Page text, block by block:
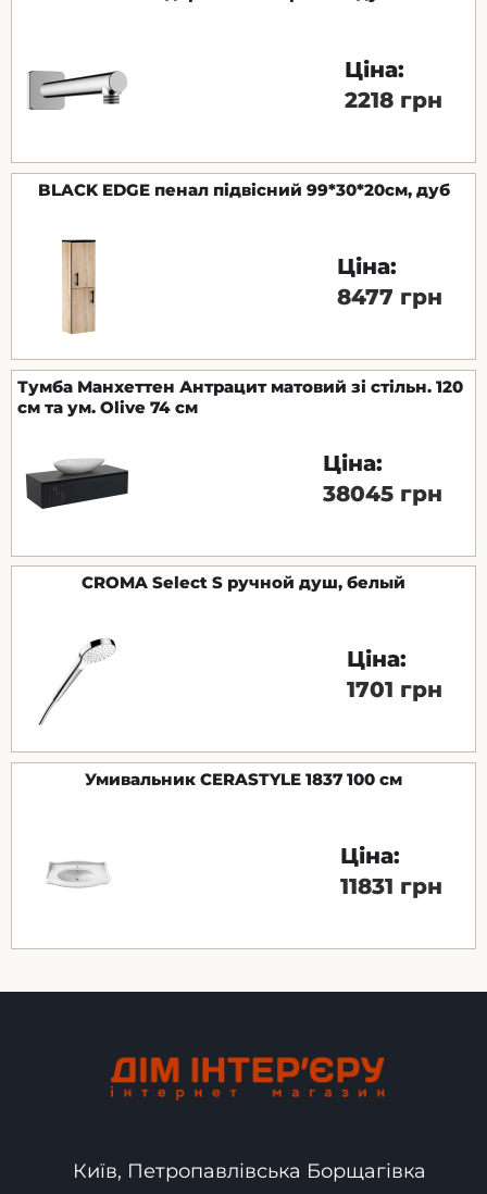
Ціна:
2218 грн
BLACK EDGE пенал підвісний 99*30*20см, дуб
Ціна:
8477 грн
Тумба Манхеттен Антрацит матовий зі стільн. 120
см та ум. Olive 74 см
Ціна:
38045 грн
CROMA Select S ручной душ, белый
Ціна:
1701 грн
Умивальник CERASTYLE 1837 100 см
Ціна:
11831 грн
Київ, Петропавлівська Борщагівка